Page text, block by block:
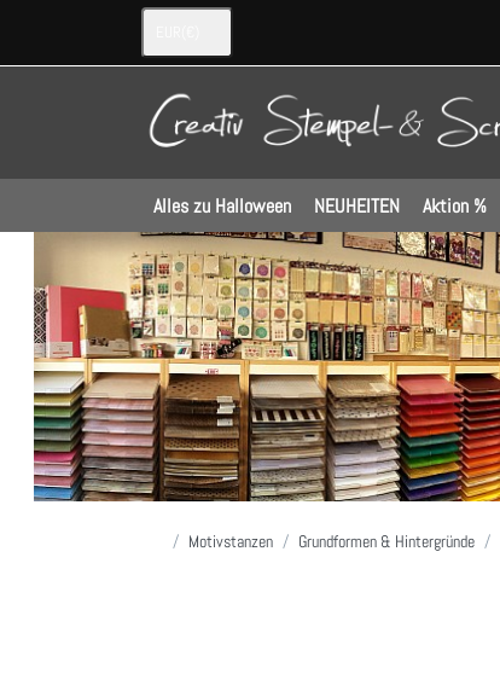
Alles zu Halloween NEUHEITEN Aktion %
Startseite
Motivstanzen Grundformen & Hintergründe